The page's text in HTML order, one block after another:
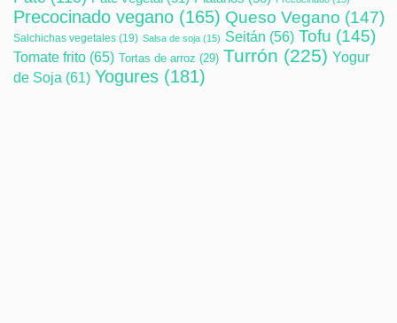
Precocinado vegano (165) Queso Vegano (147)
Salchichas vegetales (19) Salsa de soja (15) Seitán (56) Tofu (145)
Tomate frito (65) Tortas de arroz (29) Turrón (225) Yogur
de Soja (61) Yogures (181)